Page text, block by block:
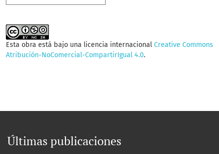
Esta obra está bajo una licencia internacional Creative Commons
Atribución-NoComercial-CompartirIgual 4.0.
Últimas publicaciones